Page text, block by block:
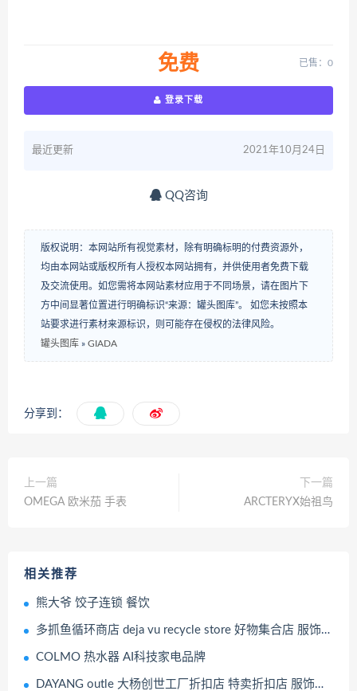
免费 已售：0
登录下载
最近更新 2021年10月24日
QQ咨询
版权说明：本网站所有视觉素材，除有明确标明的付费资源外，
均由本网站或版权所有人授权本网站拥有，并供使用者免费下载
及交流使用。如您需将本网站素材应用于不同场景，请在图片下
方中间显著位置进行明确标识“来源：罐头图库”。 如您未按照本
站要求进行素材来源标识，则可能存在侵权的法律风险。
罐头图库 » GIADA
分享到：
上一篇
OMEGA 欧米茄 手表
下一篇
ARCTERYX始祖鸟
相关推荐
熊大爷 饺子连锁 餐饮
多抓鱼循环商店 deja vu recycle store 好物集合店 服饰零售店
COLMO 热水器 AI科技家电品牌
DAYANG outle 大杨创世工厂折扣店 特卖折扣店 服饰零售店